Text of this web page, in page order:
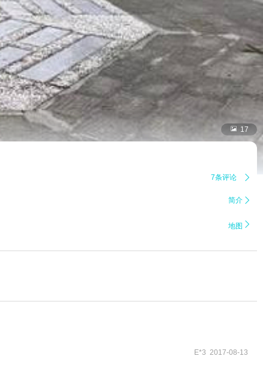
 17
7条评论 
简介 
地图 
E*3 2017-08-13